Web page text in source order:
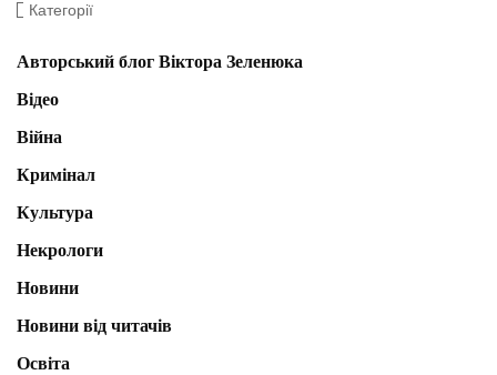
Категорії
Авторський блог Віктора Зеленюка
Відео
Війна
Кримінал
Культура
Некрологи
Новини
Новини від читачів
Освіта